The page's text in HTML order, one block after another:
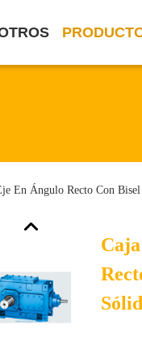
En Ángulo Recto Con